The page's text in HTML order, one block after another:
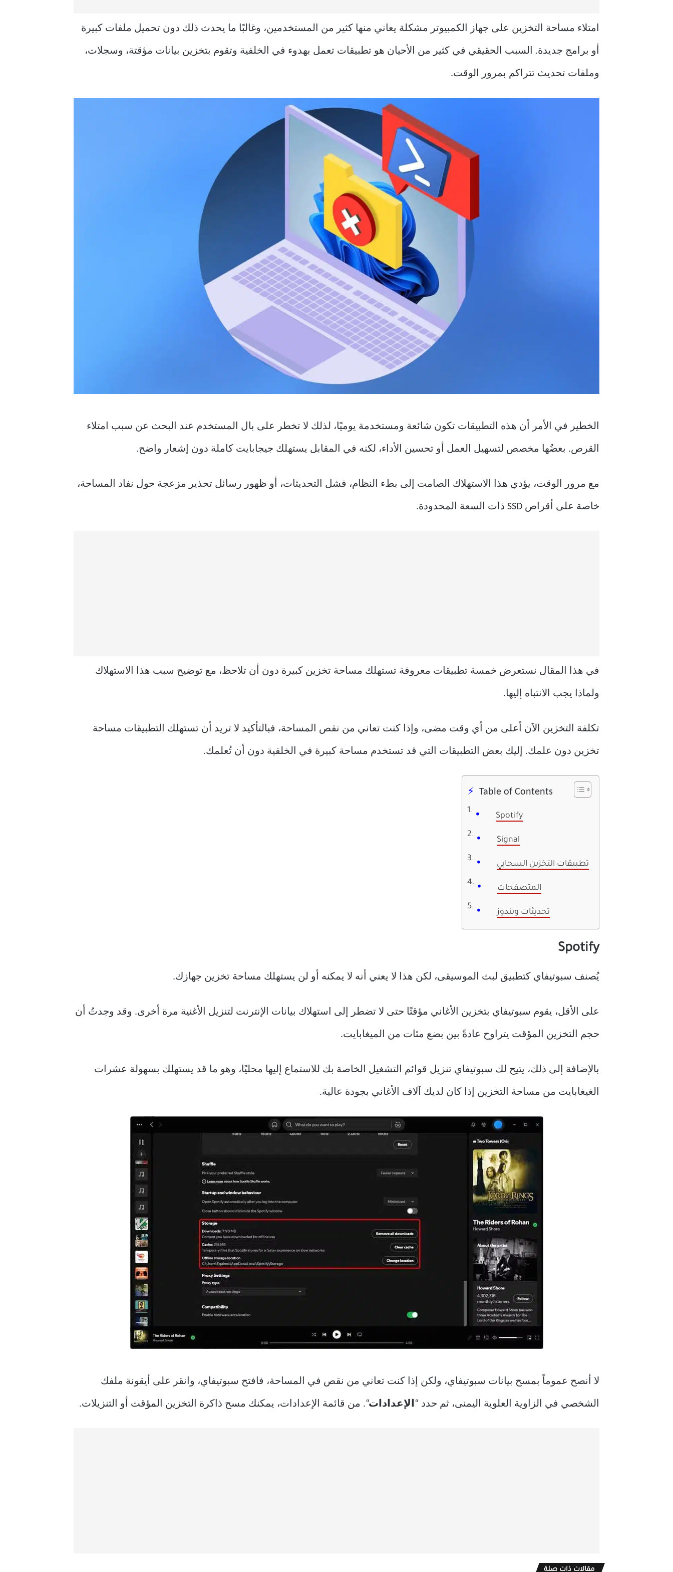
امتلاء مساحة التخزين على جهاز الكمبيوتر مشكلة يعاني منها كثير من المستخدمين، وغالبًا ما يحدث ذلك دون تحميل ملفات كبيرة
أو برامج جديدة. السبب الحقيقي في كثير من الأحيان هو تطبيقات تعمل بهدوء في الخلفية وتقوم بتخزين بيانات مؤقتة، وسجلات،
وملفات تحديث تتراكم بمرور الوقت.
الخطير في الأمر أن هذه التطبيقات تكون شائعة ومستخدمة يوميًا، لذلك لا تخطر على بال المستخدم عند البحث عن سبب امتلاء
القرص. بعضُها مخصص لتسهيل العمل أو تحسين الأداء، لكنه في المقابل يستهلك جيجابايت كاملة دون إشعار واضح.
مع مرور الوقت، يؤدي هذا الاستهلاك الصامت إلى بطء النظام، فشل التحديثات، أو ظهور رسائل تحذير مزعجة حول نفاد المساحة،
خاصة على أقراص SSD ذات السعة المحدودة.
في هذا المقال نستعرض خمسة تطبيقات معروفة تستهلك مساحة تخزين كبيرة دون أن تلاحظ، مع توضيح سبب هذا الاستهلاك
ولماذا يجب الانتباه إليها.
تكلفة التخزين الآن أعلى من أي وقت مضى، وإذا كنت تعاني من نقص المساحة، فبالتأكيد لا تريد أن تستهلك التطبيقات مساحة
تخزين دون علمك. إليك بعض التطبيقات التي قد تستخدم مساحة كبيرة في الخلفية دون أن تُعلمك.
Table of Contents
Spotify
Signal
تطبيقات التخزين السحابي
المتصفحات
تحديثات ويندوز
Spotify
يُصنف سبوتيفاي كتطبيق لبث الموسيقى، لكن هذا لا يعني أنه لا يمكنه أو لن يستهلك مساحة تخزين جهازك.
على الأقل، يقوم سبوتيفاي بتخزين الأغاني مؤقتًا حتى لا تضطر إلى استهلاك بيانات الإنترنت لتنزيل الأغنية مرة أخرى. وقد وجدتُ أن
حجم التخزين المؤقت يتراوح عادةً بين بضع مئات من الميغابايت.
بالإضافة إلى ذلك، يتيح لك سبوتيفاي تنزيل قوائم التشغيل الخاصة بك للاستماع إليها محليًا، وهو ما قد يستهلك بسهولة عشرات
الغيغابايت من مساحة التخزين إذا كان لديك آلاف الأغاني بجودة عالية.
لا أنصح عموماً بمسح بيانات سبوتيفاي، ولكن إذا كنت تعاني من نقص في المساحة، فافتح سبوتيفاي، وانقر على أيقونة ملفك
الشخصي في الزاوية العلوية اليمنى، ثم حدد “ الإعدادات“. من قائمة الإعدادات، يمكنك مسح ذاكرة التخزين المؤقت أو التنزيلات.
مقالات ذات صلة